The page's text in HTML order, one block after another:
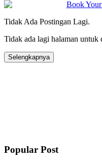
Tidak Ada Postingan Lagi.
Tidak ada lagi halaman untuk
Selengkapnya
Popular Post